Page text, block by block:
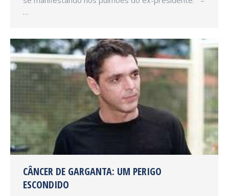
…
CÂNCER DE GARGANTA: UM PERIGO
ESCONDIDO